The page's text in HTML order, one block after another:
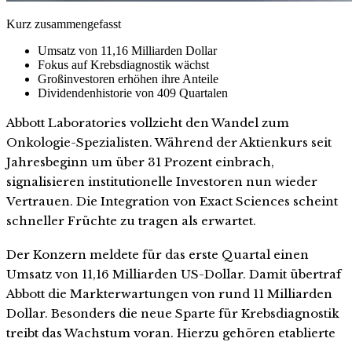
Kurz zusammengefasst
Umsatz von 11,16 Milliarden Dollar
Fokus auf Krebsdiagnostik wächst
Großinvestoren erhöhen ihre Anteile
Dividendenhistorie von 409 Quartalen
Abbott Laboratories vollzieht den Wandel zum
Onkologie-Spezialisten. Während der Aktienkurs seit
Jahresbeginn um über 31 Prozent einbrach,
signalisieren institutionelle Investoren nun wieder
Vertrauen. Die Integration von Exact Sciences scheint
schneller Früchte zu tragen als erwartet.
Der Konzern meldete für das erste Quartal einen
Umsatz von 11,16 Milliarden US-Dollar. Damit übertraf
Abbott die Markterwartungen von rund 11 Milliarden
Dollar. Besonders die neue Sparte für Krebsdiagnostik
treibt das Wachstum voran. Hierzu gehören etablierte